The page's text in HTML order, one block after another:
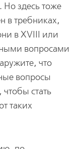
здесь тоже
в требниках,
в XVIII или
вопросами
что
вопросы
стать
таких